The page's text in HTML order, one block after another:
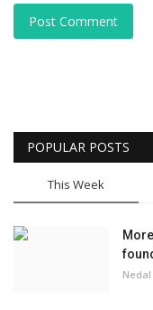
Post Comment
POPULAR POSTS
This Week